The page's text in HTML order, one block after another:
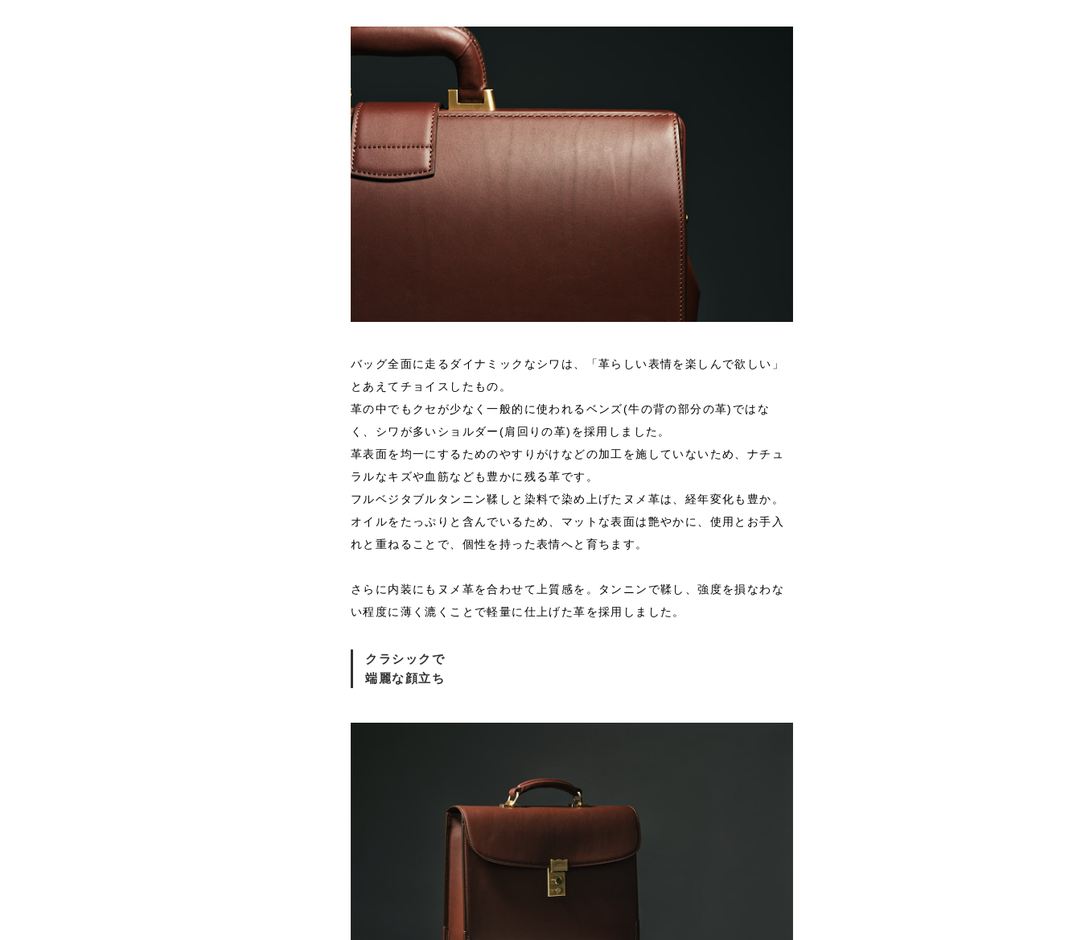
バッグ全面に走るダイナミックなシワは、「革らしい表情を楽しんで欲しい」
とあえてチョイスしたもの。
革の中でもクセが少なく一般的に使われるベンズ(牛の背の部分の革)ではな
く、シワが多いショルダー(肩回りの革)を採用しました。
革表面を均一にするためのやすりがけなどの加工を施していないため、ナチュ
ラルなキズや血筋なども豊かに残る革です。
フルベジタブルタンニン鞣しと染料で染め上げたヌメ革は、経年変化も豊か。
オイルをたっぷりと含んでいるため、マットな表面は艶やかに、使用とお手入
れと重ねることで、個性を持った表情へと育ちます。
さらに内装にもヌメ革を合わせて上質感を。タンニンで鞣し、強度を損なわな
い程度に薄く漉くことで軽量に仕上げた革を採用しました。
クラシックで
端麗な顔立ち